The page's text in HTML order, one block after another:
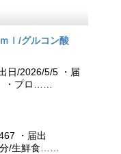
ｌ/グルコン酸
日/2026/5/5 ・届
・プロ……
・届出
/生鮮食……